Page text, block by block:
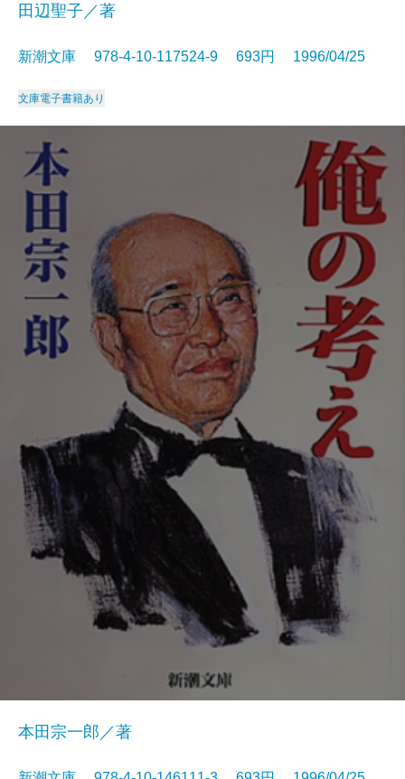
田辺聖子／著
新潮文庫 978-4-10-117524-9 693円 1996/04/25
文庫電子書籍あり
本田宗一郎／著